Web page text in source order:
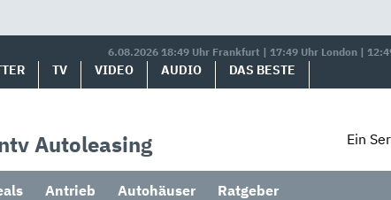
6.08.2026 18:49 Uhr Frankfurt | 17:49 Uhr London |
TV VIDEO AUDIO DAS BESTE
Autoleasing Ein
Antrieb Autohäuser Ratgeber